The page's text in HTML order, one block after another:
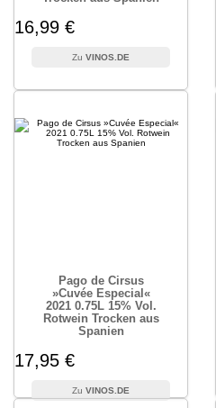
16,99 €
VINOS.DE
Pago de Cirsus
»Cuvée Especial«
2021 0.75L 15% Vol.
Rotwein Trocken aus
Spanien
17,95 €
VINOS.DE